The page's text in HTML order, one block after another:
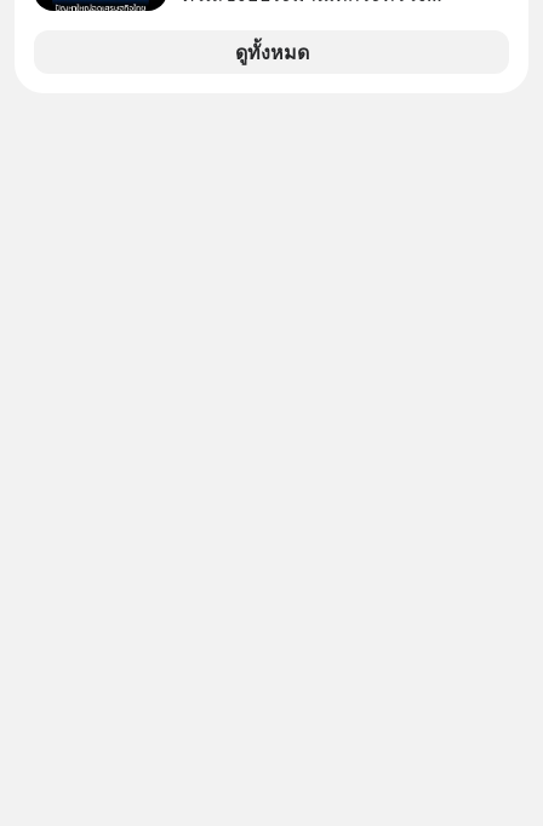
รายจ่ายประจำปี 2568 ซึ่งมากที่สุดเป็น
ดูทั้งหมด